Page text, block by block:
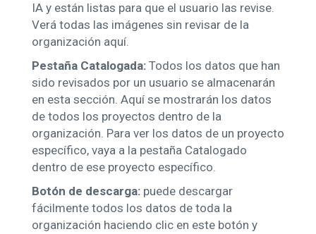
IA y están listas para que el usuario las revise.
Verá todas las imágenes sin revisar de la
organización aquí.
Pestaña Catalogada: Todos los datos que han
sido revisados ​​por un usuario se almacenarán
en esta sección. Aquí se mostrarán los datos
de todos los proyectos dentro de la
organización. Para ver los datos de un proyecto
específico, vaya a la pestaña Catalogado
dentro de ese proyecto específico.
Botón de descarga: puede descargar
fácilmente todos los datos de toda la
organización haciendo clic en este botón y